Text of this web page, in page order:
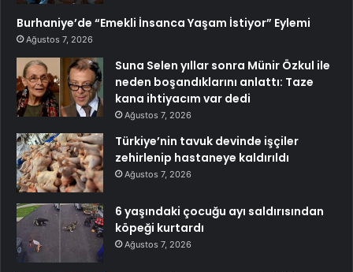
Burhaniye’de “Emekli İnsanca Yaşam İstiyor” Eylemi
Ağustos 7, 2026
Suna Selen yıllar sonra Münir Özkul ile
neden boşandıklarını anlattı: Taze
kana ihtiyacım var dedi
Ağustos 7, 2026
Türkiye’nin tavuk devinde işçiler
zehirlenip hastaneye kaldırıldı
Ağustos 7, 2026
6 yaşındaki çocuğu ayı saldırısından
köpeği kurtardı
Ağustos 7, 2026